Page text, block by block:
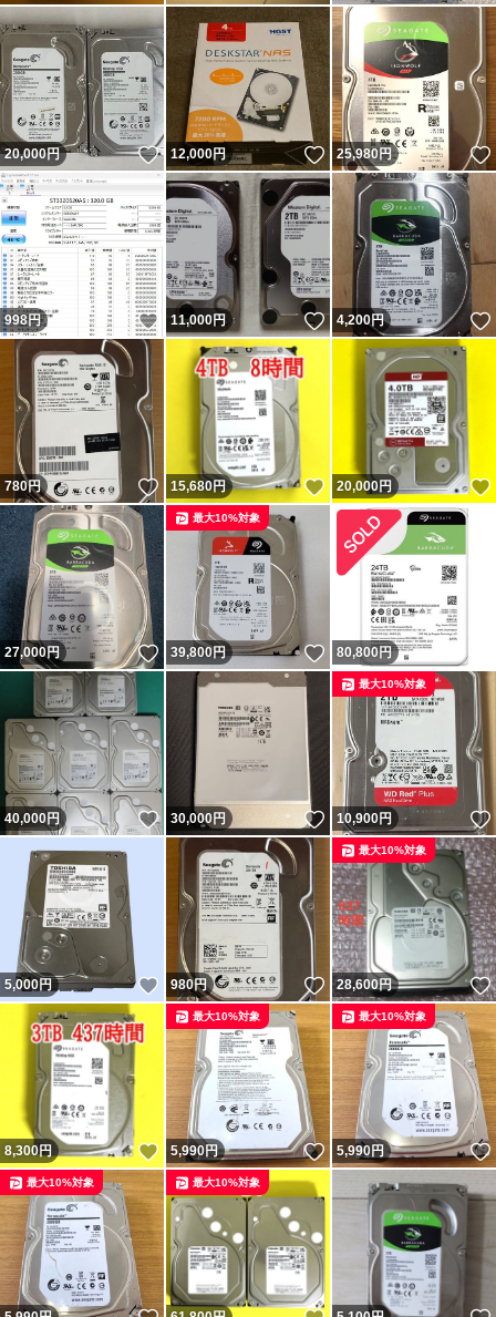
20,000円 いいね！
12,000円 いいね！
25,980円
998円 いいね！
11,000円 いいね！
4,200円
780円 いいね！
15,680円 いいね！
20,000円
27,000円 いいね！
39,800円 いいね！
最大10%対象
80,800円
40,000円 いいね！
30,000円 いいね！
10,900円
最大10%対象
5,000円 いいね！
980円 いいね！
28,600円
最大10%対象
8,300円 いいね！
5,990円 いいね！
最大10%対象
5,990 円
最大10%対象
最大10%対象 最大10%対象